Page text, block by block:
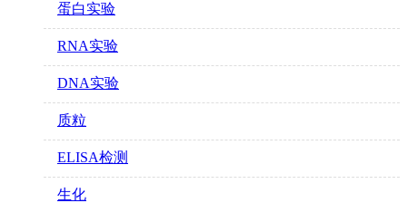
蛋白实验
RNA实验
DNA实验
质粒
ELISA检测
生化